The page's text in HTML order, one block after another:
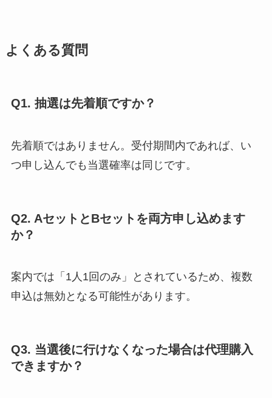
よくある質問
Q1. 抽選は先着順ですか？
先着順ではありません。受付期間内であれば、い
つ申し込んでも当選確率は同じです。
Q2. AセットとBセットを両方申し込めます
か？
案内では「1人1回のみ」とされているため、複数
申込は無効となる可能性があります。
Q3. 当選後に行けなくなった場合は代理購入
できますか？